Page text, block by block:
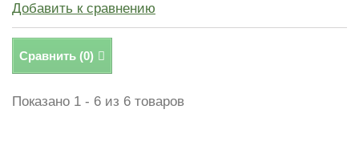
Добавить к сравнению
Сравнить (0)
Показано 1 - 6 из 6 товаров